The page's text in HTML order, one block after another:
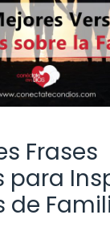
Frases
para
de